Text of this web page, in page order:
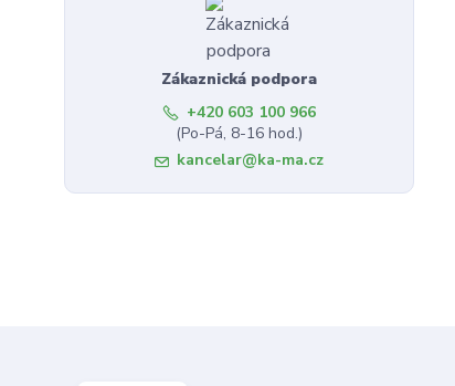
Zákaznická podpora
+420 603 100 966
(Po-Pá, 8-16 hod.)
kancelar@ka-ma.cz